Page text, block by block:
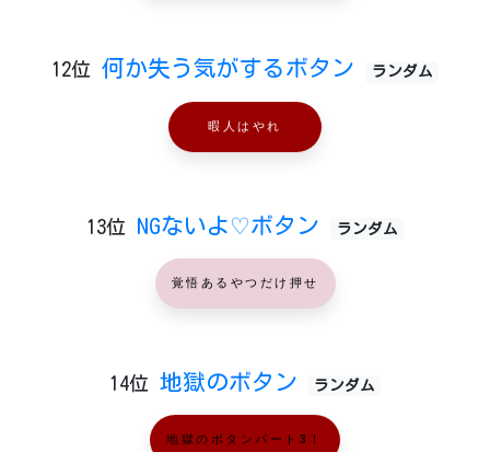
12位 何か失う気がするボタン ランダム
暇人はやれ
13位 NGないよ♡ボタン ランダム
覚悟あるやつだけ押せ
14位 地獄のボタン ランダム
地獄のボタンパート3！